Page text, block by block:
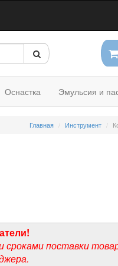
Оснастка Эмульсия и
Главная Инструмент
поставки